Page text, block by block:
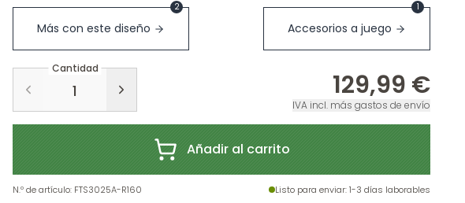
Más con este diseño
2
Accesorios a juego
1
Cantidad
129,99 €
IVA incl. más gastos de envío
Añadir al carrito
N.º de artículo: FTS3025A-R160 Listo para enviar: 1-3 días laborables